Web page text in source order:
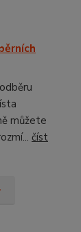
můžete
číst